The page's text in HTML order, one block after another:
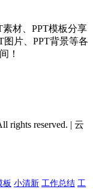
素材、PPT模板分享
图片、PPT背景等各
！
rights reserved. | 云
板 小清新 工作总结 工